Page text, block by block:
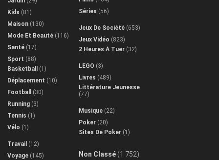
Kids (81)
Maison (130)
Mode Et Beauté (116)
Santé (17)
Sport (88)
Basketball
(1)
Déplacement (10)
Football
(30)
Running (3)
Tennis (1)
Vélo (1)
Travail (12)
Voyage (145)
Séries (56)
Jeux De Société (653)
Jeux Vidéo (823)
2 Heures À Tuer (32)
LEGO (3)
Livres (489)
Littérature Jeunesse
(77)
Musique (22)
Poker (20)
Sites De Poker (1)
Non Classé(1 752)